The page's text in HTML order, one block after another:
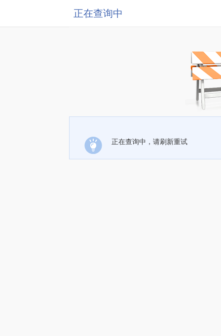
正在查询中
正在查询中，请刷新重试